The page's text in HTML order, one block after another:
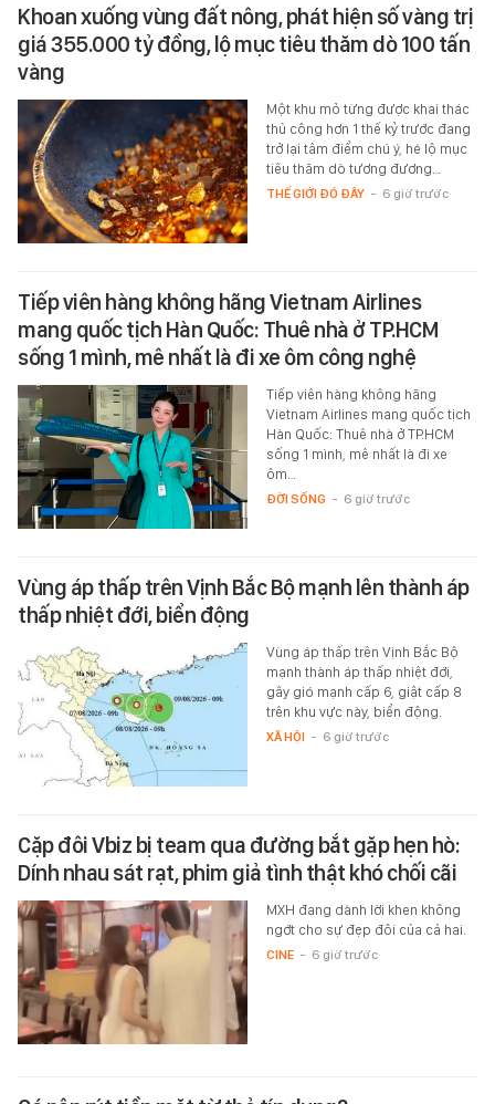
Khoan xuống vùng đất nông, phát hiện số vàng trị
giá 355.000 tỷ đồng, lộ mục tiêu thăm dò 100 tấn
vàng
Một khu mỏ từng được khai thác
thủ công hơn 1 thế kỷ trước đang
trở lại tâm điểm chú ý, hé lộ mục
tiêu thăm dò tương đương…
THẾ GIỚI ĐÓ ĐÂY - 6 giờ trước
Tiếp viên hàng không hãng Vietnam Airlines
mang quốc tịch Hàn Quốc: Thuê nhà ở TP.HCM
sống 1 mình, mê nhất là đi xe ôm công nghệ
Tiếp viên hàng không hãng
Vietnam Airlines mang quốc tịch
Hàn Quốc: Thuê nhà ở TP.HCM
sống 1 mình, mê nhất là đi xe
ôm…
ĐỜI SỐNG - 6 giờ trước
Vùng áp thấp trên Vịnh Bắc Bộ mạnh lên thành áp
thấp nhiệt đới, biển động
Vùng áp thấp trên Vịnh Bắc Bộ
mạnh thành áp thấp nhiệt đới,
gây gió mạnh cấp 6, giật cấp 8
trên khu vực này, biển động.
XÃ HỘI - 6 giờ trước
Cặp đôi Vbiz bị team qua đường bắt gặp hẹn hò:
Dính nhau sát rạt, phim giả tình thật khó chối cãi
MXH đang dành lời khen không
ngớt cho sự đẹp đôi của cả hai.
CINE - 6 giờ trước